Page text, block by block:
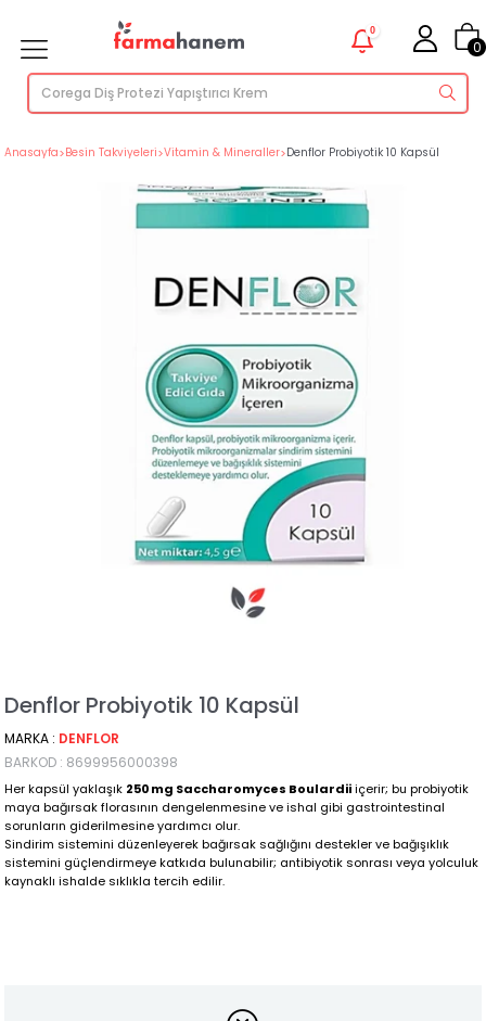
0
0
Anasayfa>Besin Takviyeleri>Vitamin & Mineraller>Denflor Probiyotik 10 Kapsül
Denflor Probiyotik 10 Kapsül
MARKA : DENFLOR
BARKOD : 8699956000398
Her kapsül yaklaşık 250 mg Saccharomyces Boulardiiiçerir; bu probiyotik
maya bağırsak florasının dengelenmesine ve ishal gibi gastrointestinal
sorunların giderilmesine yardımcı olur.
Sindirim sistemini düzenleyerek bağırsak sağlığını destekler ve bağışıklık
sistemini güçlendirmeye katkıda bulunabilir; antibiyotik sonrası veya yolculuk
kaynaklı ishalde sıklıkla tercih edilir.